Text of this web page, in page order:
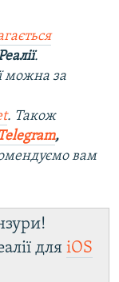
.
можна за
. Також
,
вам
для iOS